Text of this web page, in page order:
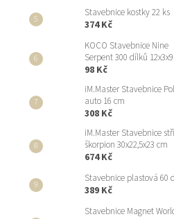
Stavebnice kostky 22 ks
374 Kč
KOCO Stavebnice Nine
Serpent 300 dílků
98 Kč
iM.Master Stavebnice
auto 16 cm
308 Kč
iM.Master Stavebnice
škorpion 30x22,5x23 cm
674 Kč
Stavebnice plastová 60
389 Kč
Stavebnice Magnet